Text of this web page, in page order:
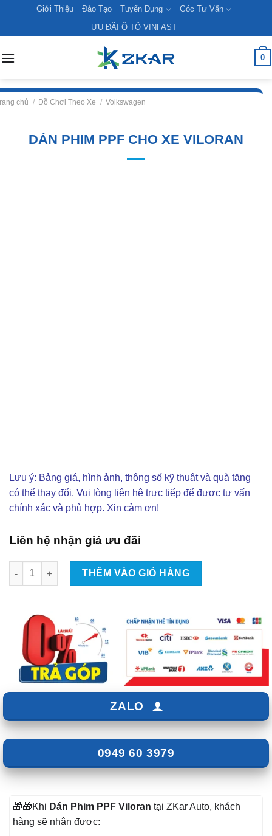
content
Giới Thiệu Đào Tạo Tuyển Dụng
Góc Tư Vấn
ƯU ĐÃI Ô TÔ VINFAST
0
chủ / Đồ Chơi Theo Xe / Volkswagen
DÁN PHIM PPF CHO XE VILORAN
Lưu ý: Bảng giá, hình ảnh, thông số kỹ thuật và quà tặng
có thể thay đổi. Vui lòng liên hê trực tiếp để được tư vấn
chính xác và phù hợp. Xin cảm ơn!
Liên hệ nhận giá ưu đãi
Dán phim PPF cho xe Viloran số lượng
THÊM VÀO GIỎ HÀNG
ZALO
0949 60 3979
🎁🎁Khi Dán Phim PPF Viloran tại ZKar Auto, khách
hàng sẽ nhận được: